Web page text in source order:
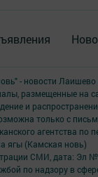
- новости
размещенные на
и
только с
агентства по
ягы (Камская новь)
СМИ, дата: Эл
по надзору в